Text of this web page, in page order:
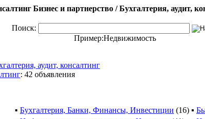
Бизнес и партнерство / Бухгалтерия, аудит,
Поиск:
Пример:Недвижимость
аудит, консалтинг
: 42 объявления
▪ Бухгалтерия, Банки, Финансы, Инвестиции (16) ▪